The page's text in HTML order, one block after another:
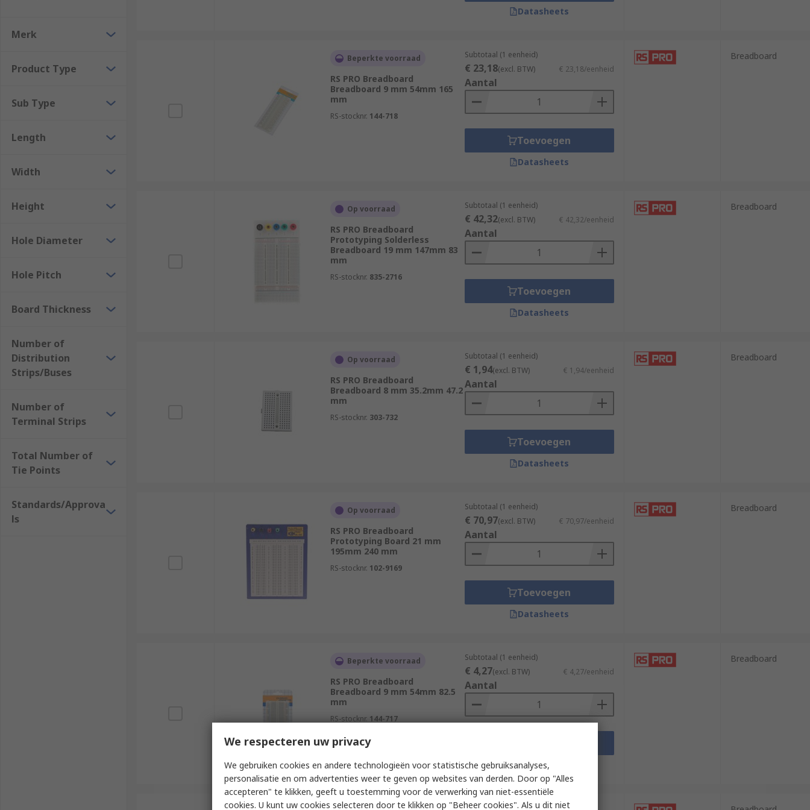
Merk
Product Type
Sub Type
Length
Width
Height
Hole Diameter
Hole Pitch
Board Thickness
Number of
Distribution
Strips/Buses
Number of
Terminal Strips
Total Number of
Tie Points
Standards/Approva
ls
Datasheets
Beperkte voorraad
RS PRO Breadboard
Breadboard 9 mm 54mm 165
mm
RS-stocknr. 144-718
Subtotaal (1 eenheid)
€ 23,18(excl. BTW) € 23,18/eenheid
Aantal
Toevoegen
Datasheets
Breadboard
Op voorraad
RS PRO Breadboard
Prototyping Solderless
Breadboard 19 mm 147mm 83
mm
RS-stocknr. 835-2716
Subtotaal (1 eenheid)
€ 42,32(excl. BTW) € 42,32/eenheid
Aantal
Toevoegen
Datasheets
Breadboard
Op voorraad
RS PRO Breadboard
Breadboard 8 mm 35.2mm 47.2
mm
RS-stocknr. 303-732
Subtotaal (1 eenheid)
€ 1,94(excl. BTW) € 1,94/eenheid
Aantal
Toevoegen
Datasheets
Breadboard
Op voorraad
RS PRO Breadboard
Prototyping Board 21 mm
195mm 240 mm
RS-stocknr. 102-9169
Subtotaal (1 eenheid)
€ 70,97(excl. BTW) € 70,97/eenheid
Aantal
Toevoegen
Datasheets
Breadboard
Beperkte voorraad
RS PRO Breadboard
Breadboard 9 mm 54mm 82.5
mm
RS-stocknr. 144-717
Subtotaal (1 eenheid)
€ 4,27(excl. BTW) € 4,27/eenheid
Aantal
Datasheets
Breadboard
Subtotaal (1 eenheid)
We respecteren uw privacy
We gebruiken cookies en andere technologieën voor statistische gebruiksanalyses,
personalisatie en om advertenties weer te geven op websites van derden. Door op "Alles
accepteren" te klikken, geeft u toestemming voor de verwerking van niet-essentiële
cookies. U kunt uw cookies selecteren door te klikken op "Beheer cookies". Als u dit niet